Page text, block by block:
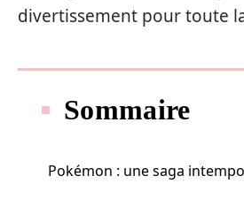
divertissement pour toute
Sommaire
Pokémon : une saga